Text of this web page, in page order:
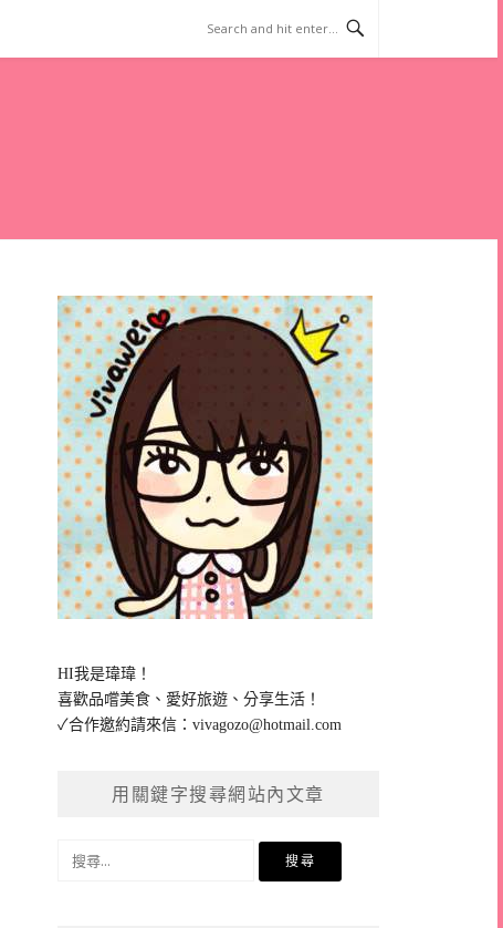
HI我是瑋瑋！
喜歡品嚐美食、愛好旅遊、分享生活！
✓合作邀約請來信：vivagozo@hotmail.com
用關鍵字搜尋網站內文章